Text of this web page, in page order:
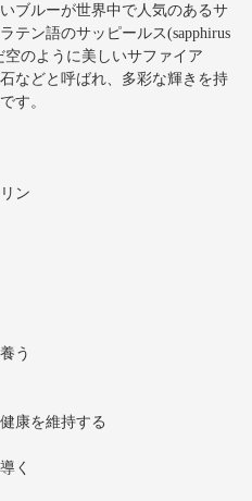
ブルーが世界中で人気のあるサ
テン語のサッピールス(sapphirus
のように美しいサファイア
などと呼ばれ、多彩な輝きを持
す。
ン
う
康を維持する
く